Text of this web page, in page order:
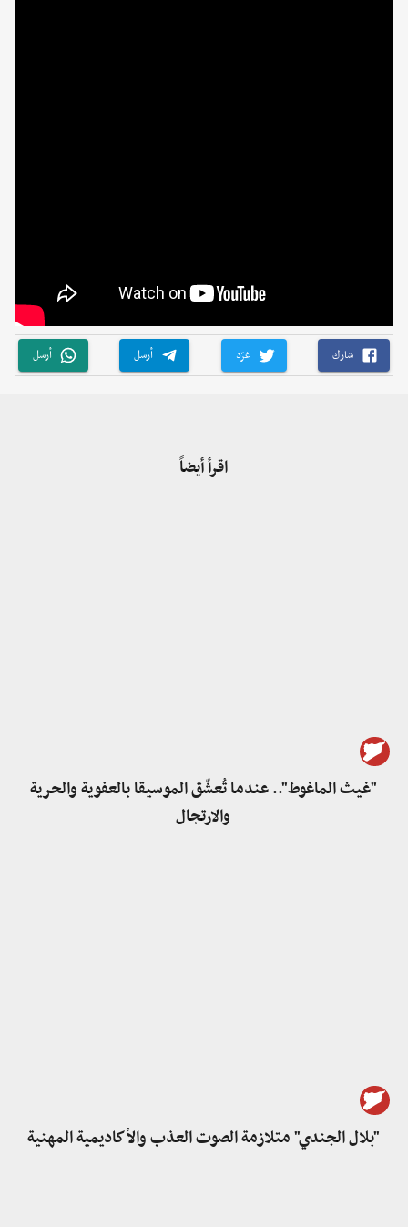
شارك غرّد أرسل أرسل
اقرأ أيضاً
"غيث الماغوط".. عندما تُعشّق الموسيقا بالعفوية والحرية
والارتجال
"بلال الجندي" متلازمة الصوت العذب والأكاديمية المهنية